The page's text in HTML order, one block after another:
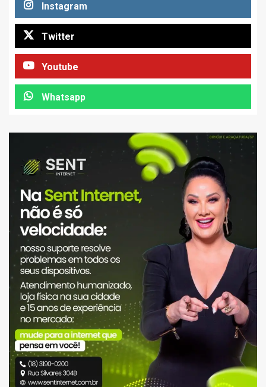
Instagram
Twitter
Youtube
Whatsapp